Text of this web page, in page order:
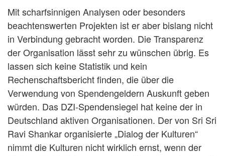
Mit scharfsinnigen Analysen oder besonders
beachtenswerten Projekten ist er aber bislang nicht
in Verbindung gebracht worden. Die Transparenz
der Organisation lässt sehr zu wünschen übrig. Es
lassen sich keine Statistik und kein
Rechenschaftsbericht finden, die über die
Verwendung von Spendengeldern Auskunft geben
würden. Das DZI-Spendensiegel hat keine der in
Deutschland aktiven Organisationen. Der von Sri Sri
Ravi Shankar organisierte „Dialog der Kulturen“
nimmt die Kulturen nicht wirklich ernst, wenn der